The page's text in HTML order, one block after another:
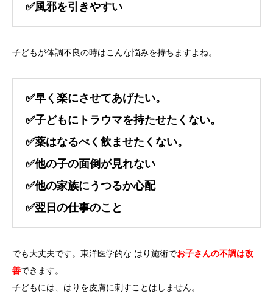
✅風邪を引きやすい
子どもが体調不良の時はこんな悩みを持ちますよね。
✅早く楽にさせてあげたい。
✅子どもにトラウマを持たせたくない。
✅薬はなるべく飲ませたくない。
✅他の子の面倒が見れない
✅他の家族にうつるか心配
✅翌日の仕事のこと
でも大丈夫です。東洋医学的な はり施術でお子さんの不調は改
善できます。
子どもには、はりを皮膚に刺すことはしません。